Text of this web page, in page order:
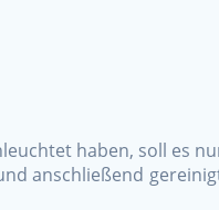
haben, soll es
anschließend